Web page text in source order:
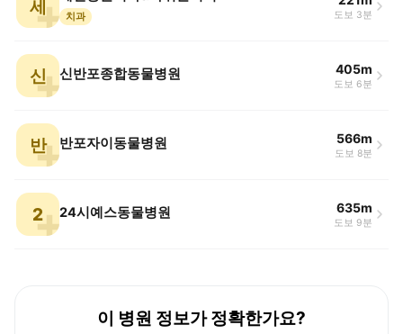
세 치과 도보 3분
신 신반포종합동물병원 405m
도보 6분
반 반포자이동물병원 566m
도보 8분
2 24시예스동물병원 635m
도보 9분
이 병원 정보가 정확한가요?